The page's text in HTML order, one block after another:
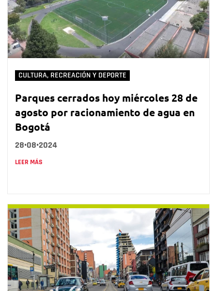
CULTURA, RECREACIÓN Y DEPORTE
Parques cerrados hoy miércoles 28 de
agosto por racionamiento de agua en
Bogotá
28•08•2024
LEER MÁS